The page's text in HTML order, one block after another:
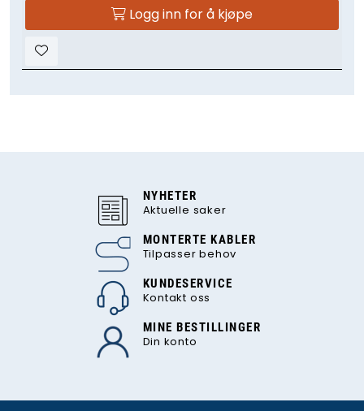
Logg inn for å kjøpe
NYHETER
Aktuelle saker
MONTERTE KABLER
Tilpasser behov
KUNDESERVICE
Kontakt oss
MINE BESTILLINGER
Din konto